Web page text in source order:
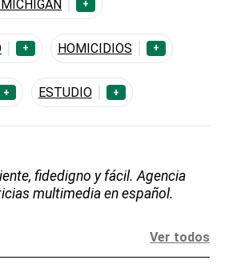
+
+ HOMICIDIOS +
+ ESTUDIO +
fidedigno y fácil. Agencia
multimedia en español.
Ver todos